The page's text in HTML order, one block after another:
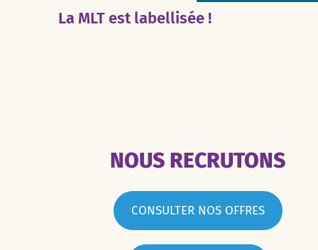
La MLT est labellisée !
NOUS RECRUTONS
CONSULTER NOS OFFRES